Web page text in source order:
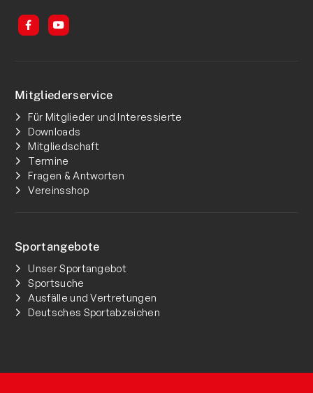
Mitgliederservice
Für Mitglieder und Interessierte
Downloads
Mitgliedschaft
Termine
Fragen & Antworten
Vereinsshop
Sportangebote
Unser Sportangebot
Sportsuche
Ausfälle und Vertretungen
Deutsches Sportabzeichen